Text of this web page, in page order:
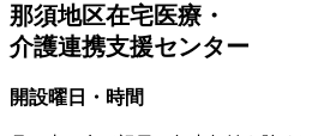
那須地区在宅医療・
介護連携支援センター
開設曜日・時間